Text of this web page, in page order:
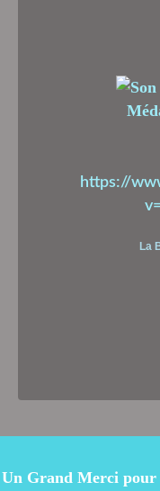
https://
La
Un Grand Merci pour